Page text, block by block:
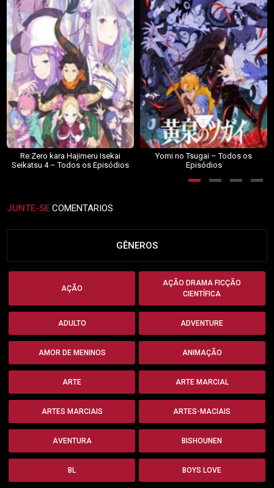
Re:Zero kara Hajimeru Isekai
Seikatsu 4 – Todos os Episódios
Yomi no Tsugai – Todos os
Episódios
JUNTE-SE COMENTARIOS
GÊNEROS
AÇÃO
AÇÃO DRAMA FICÇÃO
CIENTÍFICA
ADULTO ADVENTURE
AMOR DE MENINOS ANIMAÇÃO
ARTE ARTE MARCIAL
ARTES MARCIAIS ARTES-MACIAIS
AVENTURA BISHOUNEN
BL BOYS LOVE